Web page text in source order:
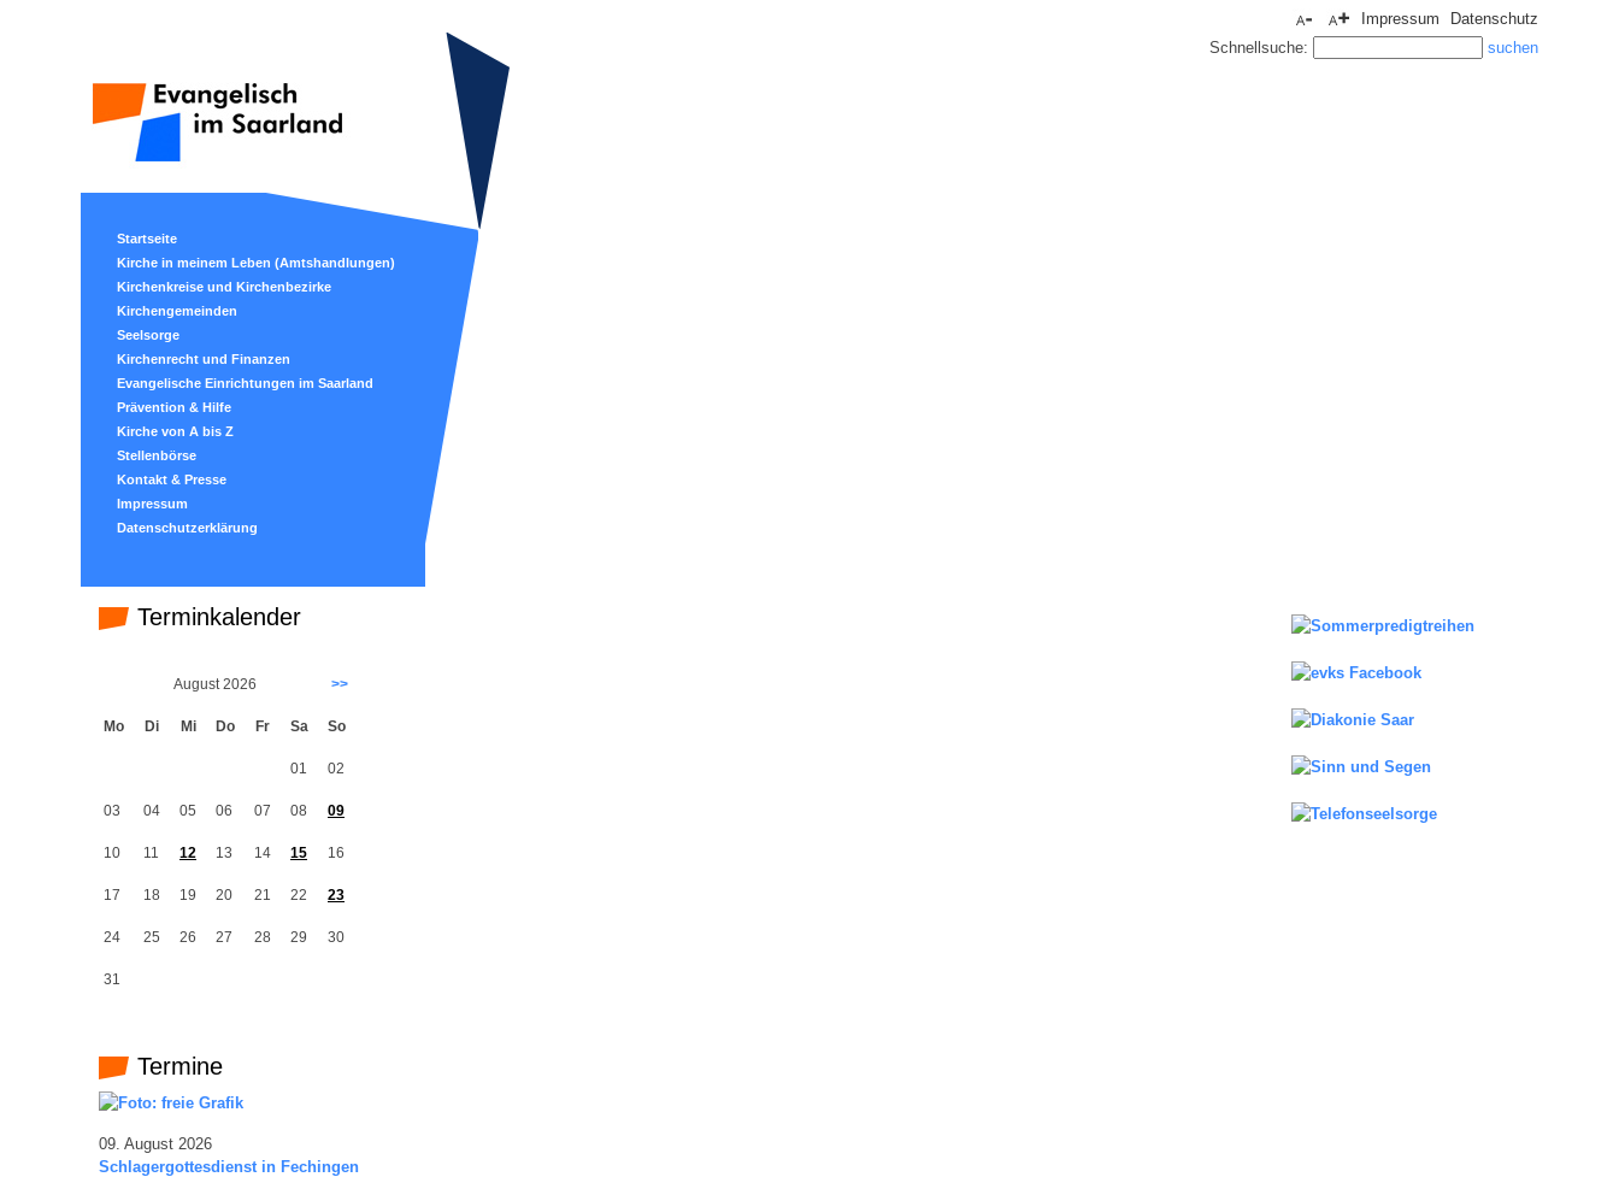
Impressum
Datenschutz
Schnellsuche:
Startseite
Kirche in meinem Leben (Amtshandlungen)
Kirchenkreise und Kirchenbezirke
Kirchengemeinden
Seelsorge
Kirchenrecht und Finanzen
Evangelische Einrichtungen im Saarland
Prävention & Hilfe
Kirche von A bis Z
Stellenbörse
Kontakt & Presse
Impressum
Datenschutzerklärung
Terminkalender
August 2026 >>
Mo Di Mi Do Fr Sa So
01 02
03 04 05 06 07 08 09
10 11 12 13 14 15 16
17 18 19 20 21 22 23
24 25 26 27 28 29 30
31
Termine
09. August 2026
Schlagergottesdienst in Fechingen